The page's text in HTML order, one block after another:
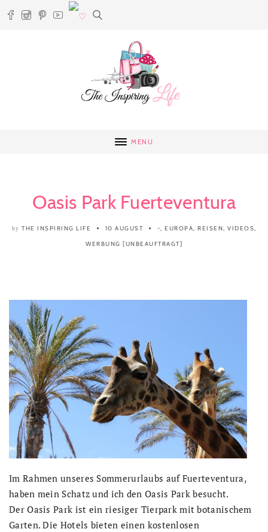
MENU
Oasis Park Fuerteventura
by THE INSPIRING LIFE 10 AUGUST -, EUROPA, REISEN, VIDEOS,
WERBUNG [UNBEAUFTRAGT]
Im Rahmen unseres Sommerurlaubs auf Fuerteventura,
haben mein Schatz und ich den Oasis Park besucht.
Der Oasis Park ist ein riesiger Tierpark mit botanischem
Garten. Die Hotels bieten einen kostenlosen